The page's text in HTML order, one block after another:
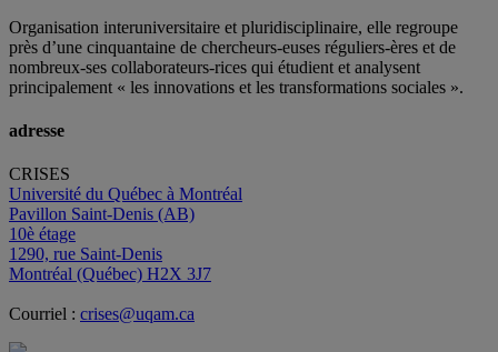
Organisation interuniversitaire et pluridisciplinaire, elle regroupe
près d’une cinquantaine de chercheurs-euses réguliers-ères et de
nombreux-ses collaborateurs-rices qui étudient et analysent
principalement « les innovations et les transformations sociales ».
adresse
CRISES
Université du Québec à Montréal
Pavillon Saint-Denis (AB)
10è étage
1290, rue Saint-Denis
Montréal (Québec) H2X 3J7
Courriel : crises@uqam.ca